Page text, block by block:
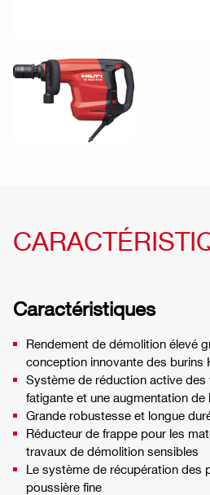
Caractéristiques
Rendement de démolition élevé
conception innovante des burins
Système de réduction active des
fatigante et une augmentation
Grande robustesse et longue
Réducteur de frappe pour les
travaux de démolition sensibles
Le système de récupération des
poussière fine